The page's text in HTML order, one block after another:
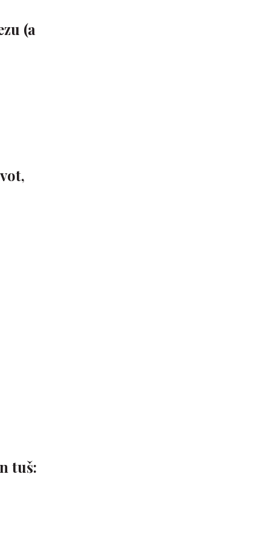
(a
tuš: